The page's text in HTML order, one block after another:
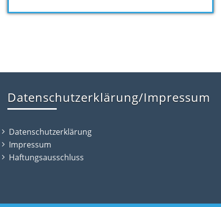
Datenschutzerklärung/Impressum
Datenschutzerklärung
Impressum
Haftungsausschluss